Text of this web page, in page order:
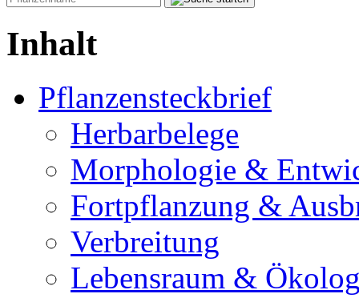
Inhalt
Pflanzensteckbrief
Herbarbelege
Morphologie &
Fortpflanzung &
Verbreitung
Lebensraum &